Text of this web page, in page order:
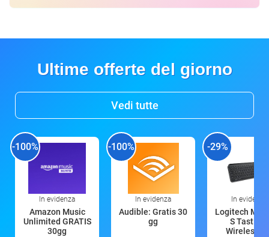
Ultime offerte del giorno
Vedi tutte
-100%
In evidenza
Amazon Music
Unlimited GRATIS
30gg
-100%
In evidenza
Audible: Gratis 30
gg
-29%
In evidenza
Logitech MX
S Tastiera
Wireless